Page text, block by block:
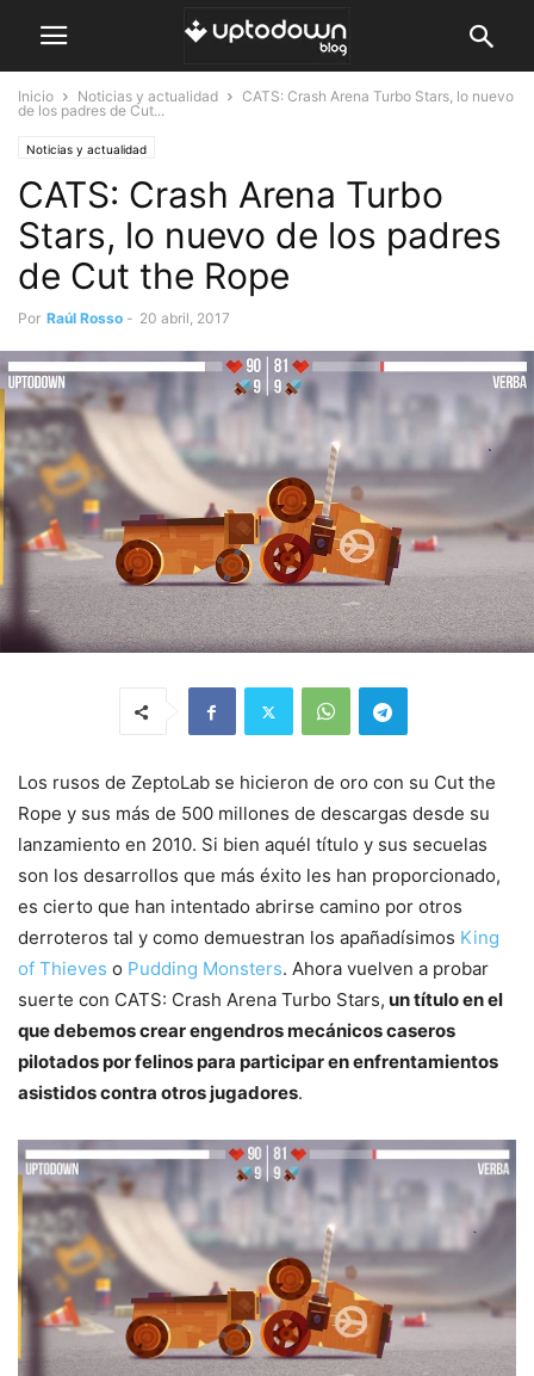
Inicio Noticias y actualidad
CATS: Crash Arena Turbo Stars, lo nuevo
de los padres de Cut...
Noticias y actualidad
CATS: Crash Arena Turbo
Stars, lo nuevo de los padres
de Cut the Rope
Por Raúl Rosso - 20 abril, 2017
Los rusos de ZeptoLab se hicieron de oro con su Cut the
Rope y sus más de 500 millones de descargas desde su
lanzamiento en 2010. Si bien aquél título y sus secuelas
son los desarrollos que más éxito les han proporcionado,
es cierto que han intentado abrirse camino por otros
derroteros tal y como demuestran los apañadísimos King
of Thieves o Pudding Monsters. Ahora vuelven a probar
suerte con CATS: Crash Arena Turbo Stars, un título en el
que debemos crear engendros mecánicos caseros
pilotados por felinos para participar en enfrentamientos
asistidos contra otros jugadores.